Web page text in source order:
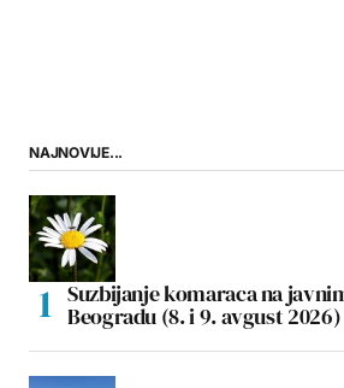
NAJNOVIJE...
Suzbijanje komaraca na
Beogradu (8. i 9. avgust 2026)